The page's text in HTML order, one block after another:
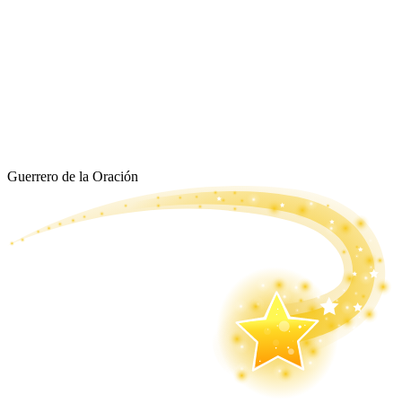
Guerrero de la Oración